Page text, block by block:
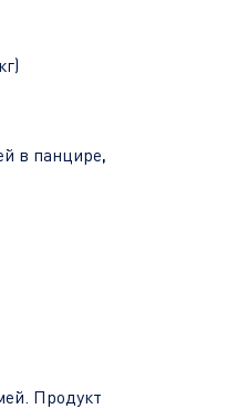
в панцире,
Продукт